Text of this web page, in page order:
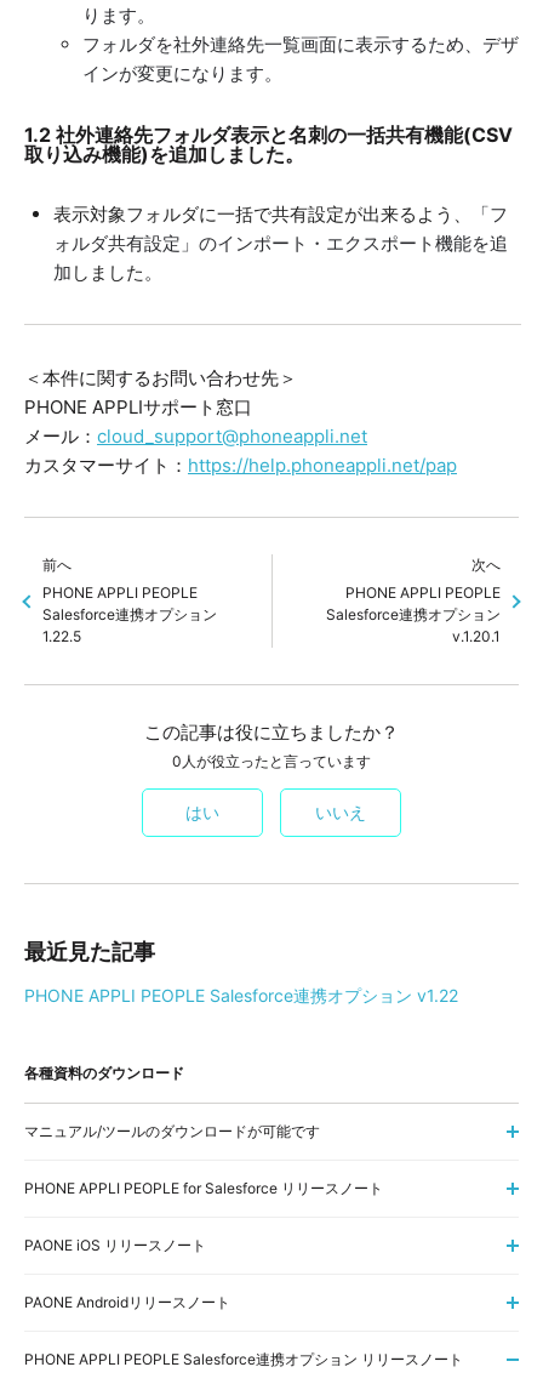
ります。
フォルダを社外連絡先一覧画面に表示するため、デザ
インが変更になります。
1.2 社外連絡先フォルダ表示と名刺の一括共有機能(CSV
取り込み機能)を追加しました。
表示対象フォルダに一括で共有設定が出来るよう、
「フ
ォルダ共有設定」のインポート・エクスポート機能を追
加 しました。
＜本件に関するお問い合わせ先＞
PHONE APPLIサポート窓口
メール： cloud_support@phoneappli.net
カスタマーサイト： https://help.phoneappli.net/pap
前へ
PHONE APPLI PEOPLE
Salesforce連携オプション
1.22.5
次へ
PHONE APPLI PEOPLE
Salesforce連携オプション
v.1.20.1
この記事は役に立ちましたか？
0人が役立ったと言っています
はい いいえ
最近見た記事
PHONE APPLI PEOPLE Salesforce連携オプション v1.22
各種資料のダウンロード
マニュアル/ツールのダウンロードが可能です
PHONE APPLI PEOPLE for Salesforce リリースノート
PAONE iOS リリースノート
PAONE Androidリリースノート
PHONE APPLI PEOPLE Salesforce連携オプション リリースノート